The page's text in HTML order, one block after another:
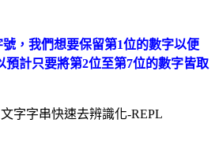
，我們想要保留第1位的數字以便
預計只要將第2位至第7位的數字皆取